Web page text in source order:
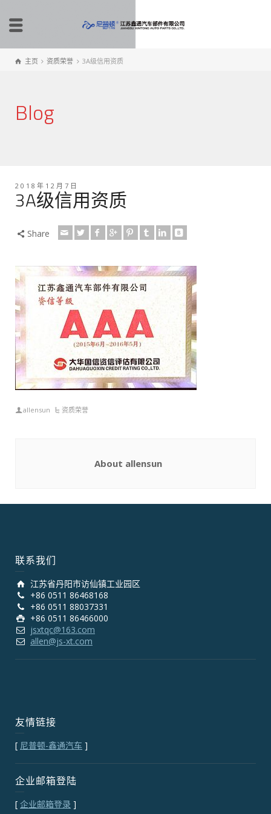
主页 资质荣誉 3A级信用资质
Blog
2018年12月7日
3A级信用资质
Share
allensun 资质荣誉
About allensun
联系我们
江苏省丹阳市访仙镇工业园区
+86 0511 86468168
+86 0511 88037331
+86 0511 86466000
jsxtqc@163.com
allen@js-xt.com
友情链接
[ 尼普顿-鑫通汽车 ]
企业邮箱登陆
[ 企业邮箱登录 ]